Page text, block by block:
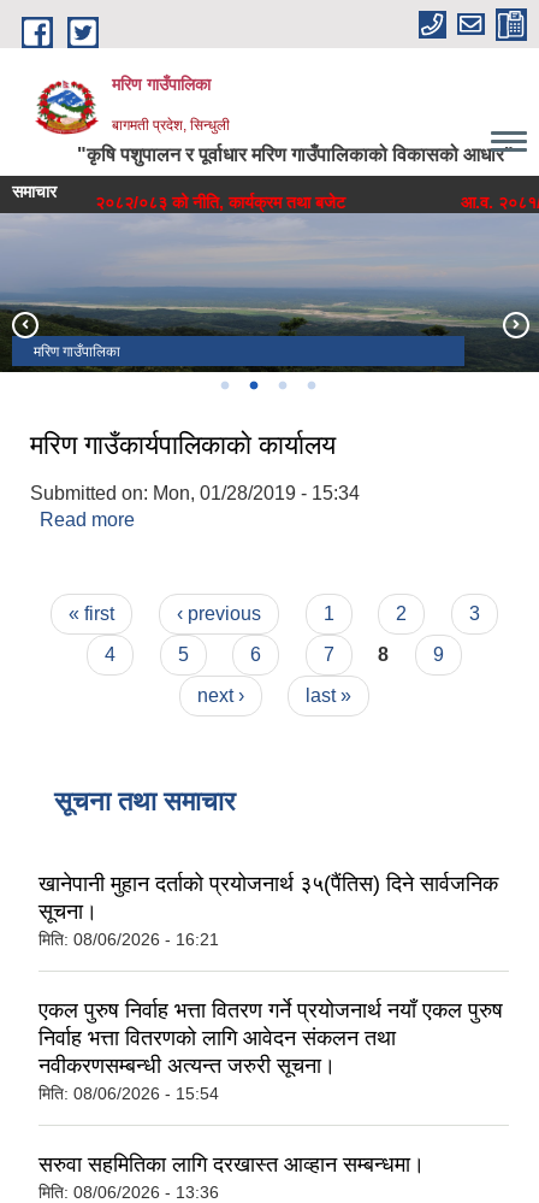
Skip to main content
मरिण गाउँपालिका
बागमती प्रदेश, सिन्धुली
"कृषि पशुपालन र पूर्वाधार मरिण गाउँपालिकाको विकासको आधार"
समाचार
आ.व. २०८२/०८३ को नीति, कार्यक्रम तथा बजेट आ.व. २०८१/०८२
पञ्चकन्या पोखरी
मरिण गाउँपालिका
मरिण गाउँपालिका प्रशासकीय भवन
वडा नं. ५ स्थित ऐतिहासिक पन्चकन्या पोखरी
मरिण गाउँकार्यपालिकाकाे कार्यालय
Submitted on: Mon, 01/28/2019 - 15:34
Read more
Pages
« first ‹ previous 1 2
3
4
5 6 7 8
9
next ›
last »
सूचना तथा समाचार
खानेपानी मुहान दर्ताको प्रयोजनार्थ ३५(पैंतिस) दिने सार्वजनिक
सूचना।
मिति: 08/06/2026 - 16:21
एकल पुरुष निर्वाह भत्ता वितरण गर्ने प्रयोजनार्थ नयाँ एकल पुरुष
निर्वाह भत्ता वितरणको लागि आवेदन संकलन तथा
नवीकरणसम्बन्धी अत्यन्त जरुरी सूचना।
मिति: 08/06/2026 - 15:54
सरुवा सहमितिका लागि दरखास्त आव्हान सम्बन्धमा।
मिति: 08/06/2026 - 13:36